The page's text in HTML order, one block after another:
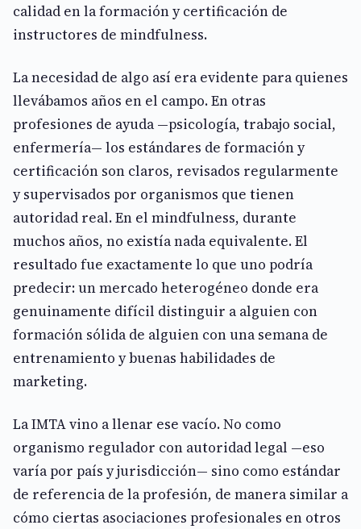
calidad en la formación y certificación de
instructores de mindfulness.
La necesidad de algo así era evidente para quienes
llevábamos años en el campo. En otras
profesiones de ayuda —psicología, trabajo social,
enfermería— los estándares de formación y
certificación son claros, revisados regularmente
y supervisados por organismos que tienen
autoridad real. En el mindfulness, durante
muchos años, no existía nada equivalente. El
resultado fue exactamente lo que uno podría
predecir: un mercado heterogéneo donde era
genuinamente difícil distinguir a alguien con
formación sólida de alguien con una semana de
entrenamiento y buenas habilidades de
marketing.
La IMTA vino a llenar ese vacío. No como
organismo regulador con autoridad legal —eso
varía por país y jurisdicción— sino como estándar
de referencia de la profesión, de manera similar a
cómo ciertas asociaciones profesionales en otros